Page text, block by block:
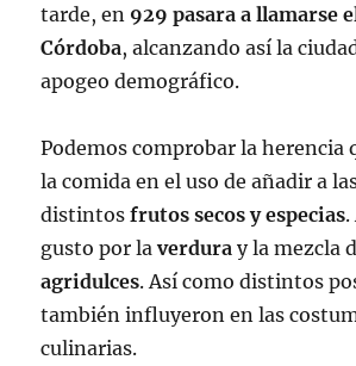
tarde, en 929 pasara a llamarse
Córdoba, alcanzando así la
apogeo demográfico.
Podemos comprobar la herencia
la comida en el uso de añadir a
distintosfrutos secos y especias.
gusto por laverdura y la mezcla
agridulces. Así como distintos
también influyeron en las
culinarias.